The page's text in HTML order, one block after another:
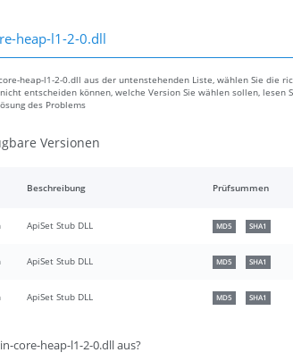
heap-l1-2-0.dll
heap-l1-2-0.dll aus der untenstehenden Liste, wählen Sie die
entscheiden können, welche Version Sie wählen sollen, lesen
des Problems
Versionen
Beschreibung Prüfsummen
ApiSet Stub DLL MD5 SHA1
ApiSet Stub DLL MD5 SHA1
ApiSet Stub DLL MD5 SHA1
core-heap-l1-2-0.dll aus?